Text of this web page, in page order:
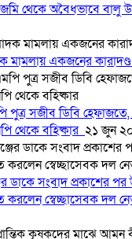
থেকে অবৈধভাবে বালু
মামলায় একজনের কারাদণ্ড
পুত্র সজীব ডিবি হেফাজতে,
থেকে বহিষ্কার ২১ জুন
ডাকে সংবাদ প্রকাশের
করলেন স্বেচ্ছাসেবক দল